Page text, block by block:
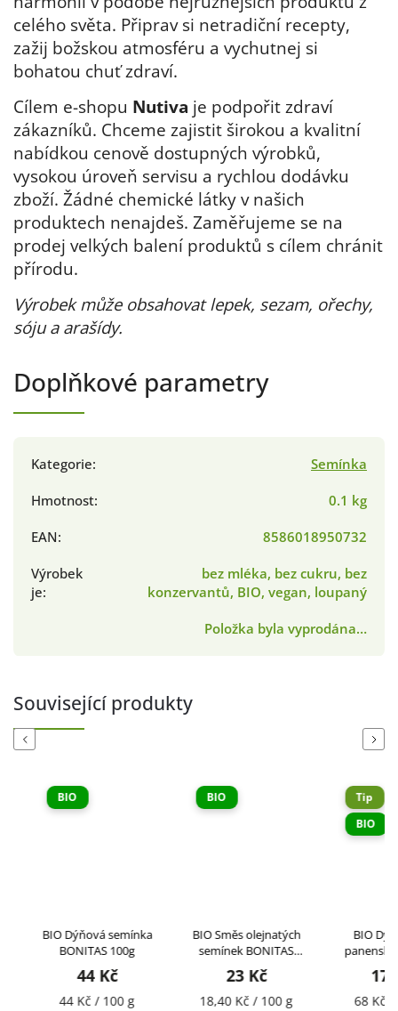
celého světa. Připrav si netradiční recepty,
zažij božskou atmosféru a vychutnej si
bohatou chuť zdraví.
Cílem e-shopu Nutiva je podpořit zdraví
zákazníků. Chceme zajistit širokou a kvalitní
nabídkou cenově dostupných výrobků,
vysokou úroveň servisu a rychlou dodávku
zboží. Žádné chemické látky v našich
produktech nenajdeš. Zaměřujeme se na
prodej velkých balení produktů s cílem chránit
přírodu.
Výrobek může obsahovat lepek, sezam, ořechy,
sóju a arašídy.
Doplňkové parametry
Kategorie:
Semínka
Hmotnost:
0.1 kg
EAN:
8586018950732
Výrobek
je:
bez mléka, bez cukru, bez
konzervantů, BIO, vegan, loupaný
Položka byla vyprodána…
Související produkty
Previous
BIO
BIO Dýňová semínka
BONITAS 100g
44 Kč
44 Kč / 100 g
BIO
BIO Směs olejnatých
semínek BONITAS
125g
23 Kč
18,40 Kč / 100 g
Tip
BIO
BIO
panenský
170
68 Kč /
Next